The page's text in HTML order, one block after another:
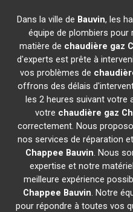
Dans la ville de Bauvin, les
équipe de plombiers pour
matière de chaudière gaz
d'experts est prête à
vos problèmes de
offrons des délais
les 2 heures suivant votre
votre chaudière gaz
correctement. Nous
nos services de réparation
Chappee Bauvin. Nous
expertise et notre
meilleure expérience
Chappee Bauvin. Notre
pour répondre à toutes vos